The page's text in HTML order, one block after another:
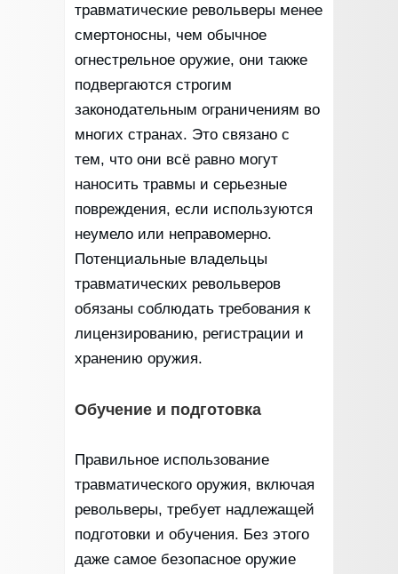
травматические револьверы менее
смертоносны, чем обычное
огнестрельное оружие, они также
подвергаются строгим
законодательным ограничениям во
многих странах. Это связано с
тем, что они всё равно могут
наносить травмы и серьезные
повреждения, если используются
неумело или неправомерно.
Потенциальные владельцы
травматических револьверов
обязаны соблюдать требования к
лицензированию, регистрации и
хранению оружия.
Обучение и подготовка
Правильное использование
травматического оружия, включая
револьверы, требует надлежащей
подготовки и обучения. Без этого
даже самое безопасное оружие